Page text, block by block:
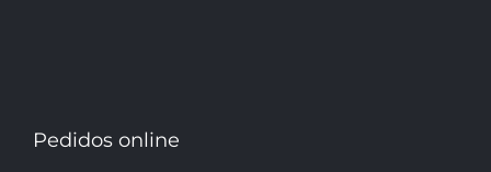
Pedidos online